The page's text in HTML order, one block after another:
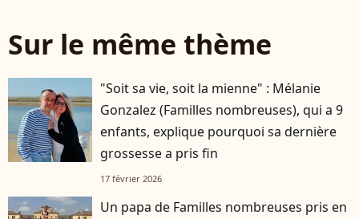
Sur le même thème
"Soit sa vie, soit la mienne" : Mélanie
Gonzalez (Familles nombreuses), qui a 9
enfants, explique pourquoi sa dernière
grossesse a pris fin
17 février 2026
Un papa de Familles nombreuses pris en